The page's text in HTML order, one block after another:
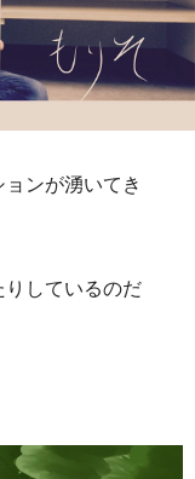
ンが湧いてき
しているのだ